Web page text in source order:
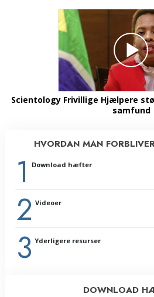
Scientology Frivillige Hjælpere
samfund
HVORDAN MAN
1 Download hæfter
2 Videoer
3 Yderligere resurser
DOWNLOAD